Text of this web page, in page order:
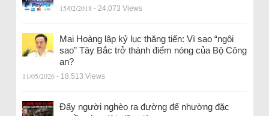
15/02/2018 - 24.073 Views
Mai Hoàng lập kỷ lục thăng tiến: Vì sao “ngôi
sao” Tây Bắc trở thành điểm nóng của Bộ Công
an?
11/05/2026 - 18.513 Views
Đẩy người nghèo ra đường để nhường đặc